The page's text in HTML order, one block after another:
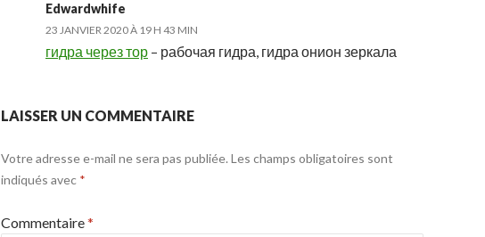
Edwardwhife
23 JANVIER 2020 À 19 H 43 MIN
гидра через тор – рабочая гидра, гидра онион зеркала
LAISSER UN COMMENTAIRE
Votre adresse e-mail ne sera pas publiée. Les champs obligatoires sont
indiqués avec *
Commentaire*